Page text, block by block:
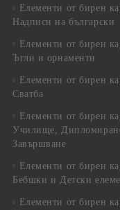
Елементи от бирен
Надписи на български
Елементи от бирен
Ъгли и орнаменти
Елементи от бирен
Сватба
Елементи от бирен
Училище,
Завършване
Елементи от бирен
Бебшки и Детски
Елементи от бирен